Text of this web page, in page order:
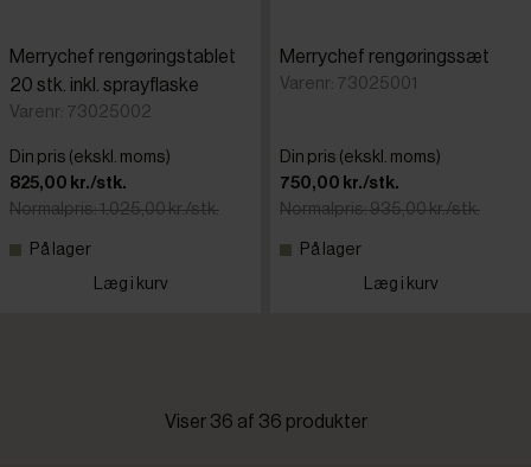
Merrychef rengøringstablet
20 stk. inkl. sprayflaske
Varenr: 73025002
Din pris (ekskl. moms)
825,00 kr./stk.
Normalpris: 1.025,00 kr./stk.
På lager
Læg i kurv
Merrychef rengøringssæt
Varenr: 73025001
Din pris (ekskl. moms)
750,00 kr./stk.
Normalpris: 935,00 kr./stk.
På lager
Læg i kurv
Viser 36 af 36 produkter